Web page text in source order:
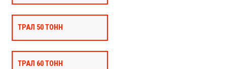
ТРАЛ 50 ТОНН
ТРАЛ 60 ТОНН